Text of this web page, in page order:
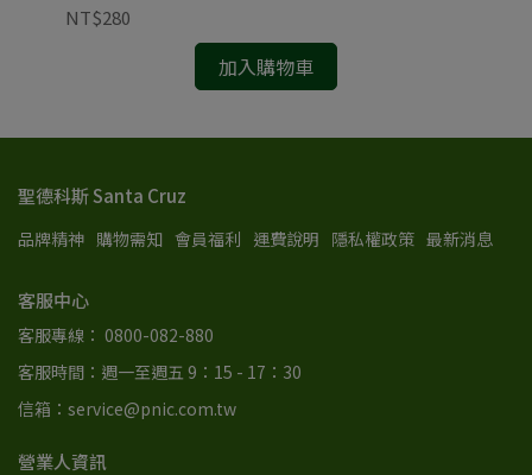
NT$280
加入購物車
聖德科斯 Santa Cruz
品牌精神 購物需知 會員福利 運費說明 隱私權政策 最新消息
客服中心
客服專線： 0800-082-880
客服時間：週一至週五 9：15 - 17：30
信箱：service@pnic.com.tw
營業人資訊